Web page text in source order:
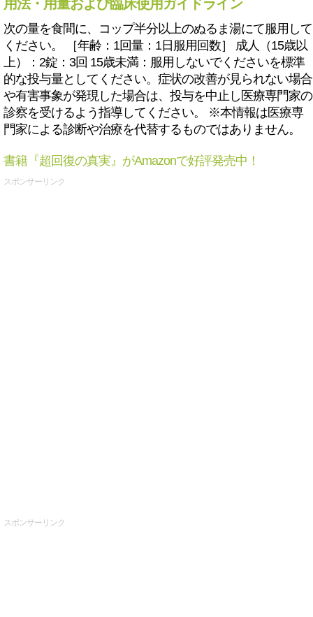
用法・用量および臨床使用ガイドライン
次の量を食間に、コップ半分以上のぬるま湯にて服用して
ください。 ［年齢：1回量：1日服用回数］ 成人（15歳以
上）：2錠：3回 15歳未満：服用しないでくださいを標準
的な投与量としてください。症状の改善が見られない場合
や有害事象が発現した場合は、投与を中止し医療専門家の
診察を受けるよう指導してください。 ※本情報は医療専
門家による診断や治療を代替するものではありません。
書籍『超回復の真実』がAmazonで好評発売中！
スポンサーリンク
スポンサーリンク